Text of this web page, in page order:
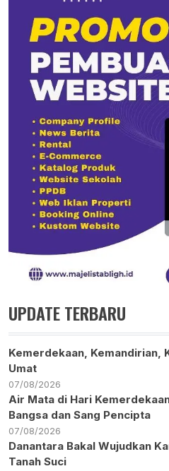
UPDATE TERBARU
Kemerdekaan, Kemandirian,
Umat
07/08/2026
Air Mata di Hari
Bangsa dan Sang Pencipta
07/08/2026
Danantara Bakal Wujudkan
Tanah Suci